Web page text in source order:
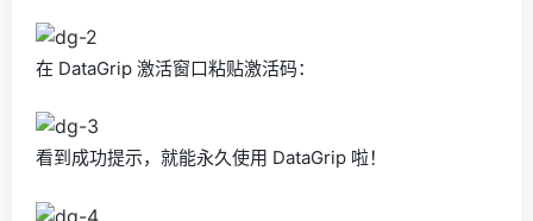
在 DataGrip 激活窗口粘贴激活码：
看到成功提示，就能永久使用 DataGrip 啦！